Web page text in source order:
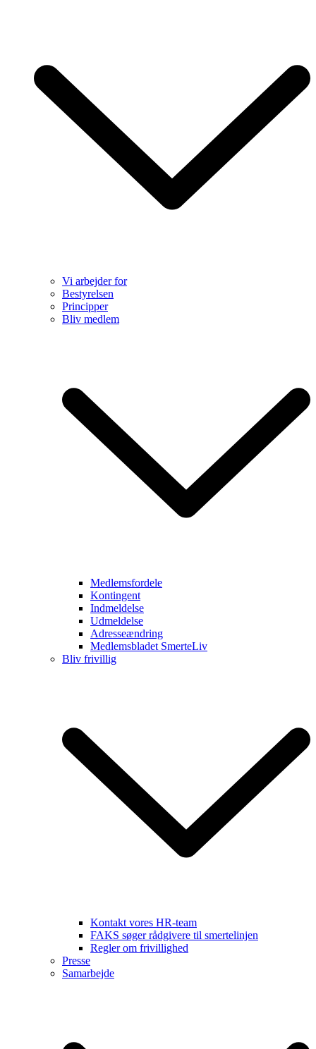
Vi arbejder for
Bestyrelsen
Principper
Bliv medlem
Medlemsfordele
Kontingent
Indmeldelse
Udmeldelse
Adresseændring
Medlemsbladet SmerteLiv
Bliv frivillig
Kontakt vores HR-team
FAKS søger rådgivere til smertelinjen
Regler om frivillighed
Presse
Samarbejde